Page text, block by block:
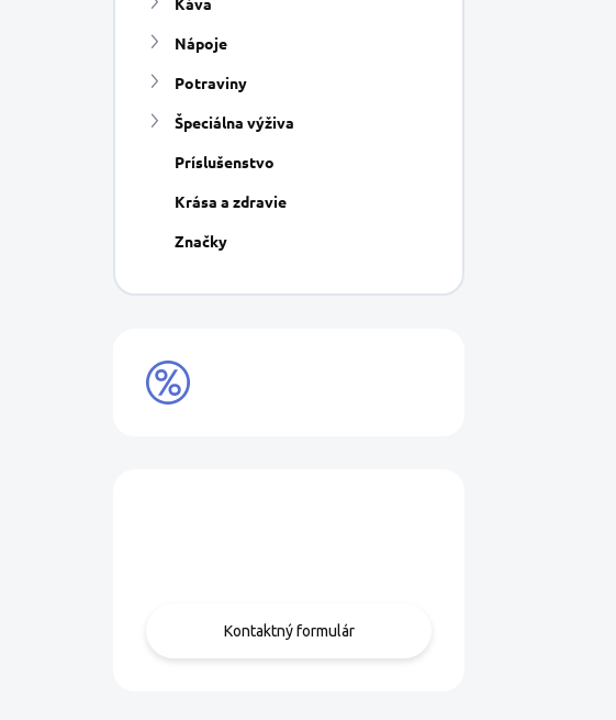
Nápoje
Potraviny
Špeciálna výživa
Príslušenstvo
Krása a zdravie
Značky
Kontaktný formulár